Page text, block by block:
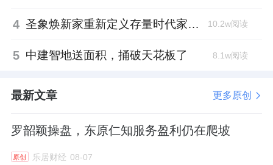
4 圣象焕新家重新定义存量时代家居升级逻辑，筑牢说换就换的底气！ 10.2w阅读
5 中建智地送面积，捅破天花板了 8.1w阅读
最新文章 更多原创
罗韶颖操盘，东原仁知服务盈利仍在爬坡
原创 乐居财经 08-07